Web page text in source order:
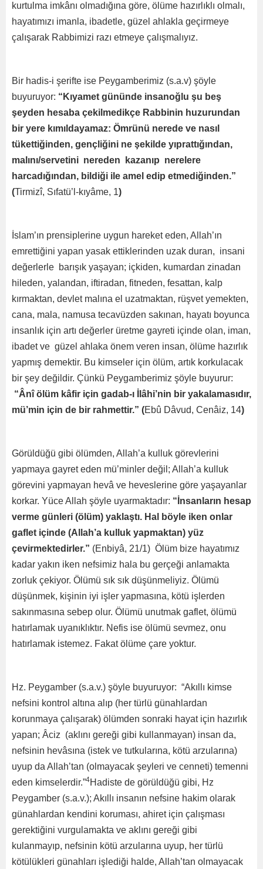
kurtulma imkânı olmadığına göre, ölüme hazırlıklı olmalı,
hayatımızı imanla, ibadetle, güzel ahlakla geçirmeye
çalışarak Rabbimizi razı etmeye çalışmalıyız.
Bir hadis-i şerifte ise Peygamberimiz (s.a.v) şöyle
buyuruyor: “Kıyamet gününde insanoğlu şu beş
şeyden hesaba çekilmedikçe Rabbinin huzurundan
bir yere kımıldayamaz: Ömrünü nerede ve nasıl
tükettiğinden, gençliğini ne şekilde yıprattığından,
malını/servetini nereden kazanıp nerelere
harcadığından, bildiği ile amel edip etmediğinden.”
(Tirmizî, Sıfatü’l-kıyâme, 1)
İslam’ın prensiplerine uygun hareket eden, Allah’ın
emrettiğini yapan yasak ettiklerinden uzak duran, insani
değerlerle barışık yaşayan; içkiden, kumardan zinadan
hileden, yalandan, iftiradan, fitneden, fesattan, kalp
kırmaktan, devlet malına el uzatmaktan, rüşvet yemekten,
cana, mala, namusa tecavüzden sakınan, hayatı boyunca
insanlık için artı değerler üretme gayreti içinde olan, iman,
ibadet ve güzel ahlaka önem veren insan, ölüme hazırlık
yapmış demektir. Bu kimseler için ölüm, artık korkulacak
bir şey değildir. Çünkü Peygamberimiz şöyle buyurur:
“Ânî ölüm kâfir için gadab-ı İlâhi’nin bir yakalamasıdır,
mü’min için de bir rahmettir.” (Ebû Dâvud, Cenâiz, 14)
Görüldüğü gibi ölümden, Allah’a kulluk görevlerini
yapmaya gayret eden mü’minler değil; Allah’a kulluk
görevini yapmayan hevâ ve heveslerine göre yaşayanlar
korkar. Yüce Allah şöyle uyarmaktadır: “İnsanların hesap
verme günleri (ölüm) yaklaştı. Hal böyle iken onlar
gaflet içinde (Allah’a kulluk yapmaktan) yüz
çevirmektedirler.” (Enbiyâ, 21/1) Ölüm bize hayatımız
kadar yakın iken nefsimiz hala bu gerçeği anlamakta
zorluk çekiyor. Ölümü sık sık düşünmeliyiz. Ölümü
düşünmek, kişinin iyi işler yapmasına, kötü işlerden
sakınmasına sebep olur. Ölümü unutmak gaflet, ölümü
hatırlamak uyanıklıktır. Nefis ise ölümü sevmez, onu
hatırlamak istemez. Fakat ölüme çare yoktur.
Hz. Peygamber (s.a.v.) şöyle buyuruyor: “Akıllı kimse
nefsini kontrol altına alıp (her türlü günahlardan
korunmaya çalışarak) ölümden sonraki hayat için hazırlık
yapan; Âciz (aklını gereği gibi kullanmayan) insan da,
nefsinin hevâsına (istek ve tutkularına, kötü arzularına)
uyup da Allah’tan (olmayacak şeyleri ve cenneti) temenni
eden kimselerdir.”4Hadiste de görüldüğü gibi, Hz
Peygamber (s.a.v.); Akıllı insanın nefsine hakim olarak
günahlardan kendini koruması, ahiret için çalışması
gerektiğini vurgulamakta ve aklını gereği gibi
kulanmayıp, nefsinin kötü arzularına uyup, her türlü
kötülükleri günahları işlediği halde, Allah’tan olmayacak